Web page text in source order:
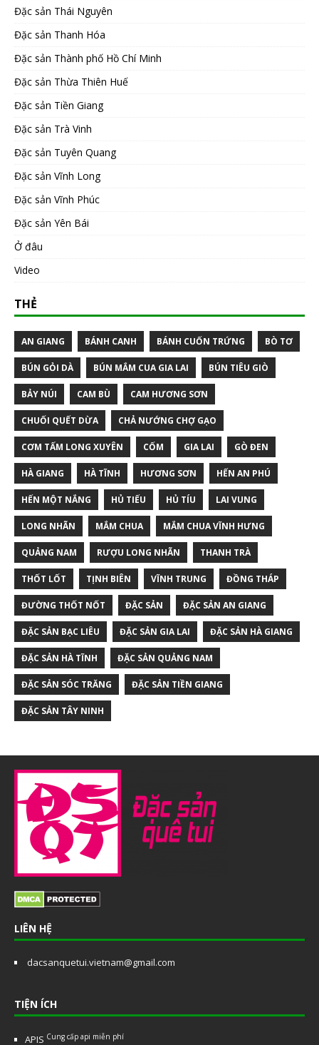
Đặc sản Thái Nguyên
Đặc sản Thanh Hóa
Đặc sản Thành phố Hồ Chí Minh
Đặc sản Thừa Thiên Huế
Đặc sản Tiền Giang
Đặc sản Trà Vinh
Đặc sản Tuyên Quang
Đặc sản Vĩnh Long
Đặc sản Vĩnh Phúc
Đặc sản Yên Bái
Ở đâu
Video
THẺ
AN GIANG BÁNH CANH BÁNH CUỐN TRỨNG BÒ TƠ
BÚN GỎI DÀ BÚN MẮM CUA GIA LAI BÚN TIÊU GIÒ
BẢY NÚI CAM BÙ CAM HƯƠNG SƠN
CHUỐI QUẾT DỪA CHẢ NƯỚNG CHỢ GẠO
CƠM TẤM LONG XUYÊN CỐM GIA LAI GÒ ĐEN
HÀ GIANG HÀ TĨNH HƯƠNG SƠN HẾN AN PHÚ
HẾN MỘT NẮNG HỦ TIẾU HỦ TÍU LAI VUNG
LONG NHÃN MẮM CHUA MẮM CHUA VĨNH HƯNG
QUẢNG NAM RƯỢU LONG NHÃN THANH TRÀ
THỐT LỐT TỊNH BIÊN VĨNH TRUNG ĐỒNG THÁP
ĐƯỜNG THỐT NỐT ĐẶC SẢN ĐẶC SẢN AN GIANG
ĐẶC SẢN BẠC LIÊU ĐẶC SẢN GIA LAI ĐẶC SẢN HÀ GIANG
ĐẶC SẢN HÀ TĨNH ĐẶC SẢN QUẢNG NAM
ĐẶC SẢN SÓC TRĂNG ĐẶC SẢN TIỀN GIANG
ĐẶC SẢN TÂY NINH
LIÊN HỆ
dacsanquetui.vietnam@gmail.com
TIỆN ÍCH
APIS Cung cấp api miễn phí